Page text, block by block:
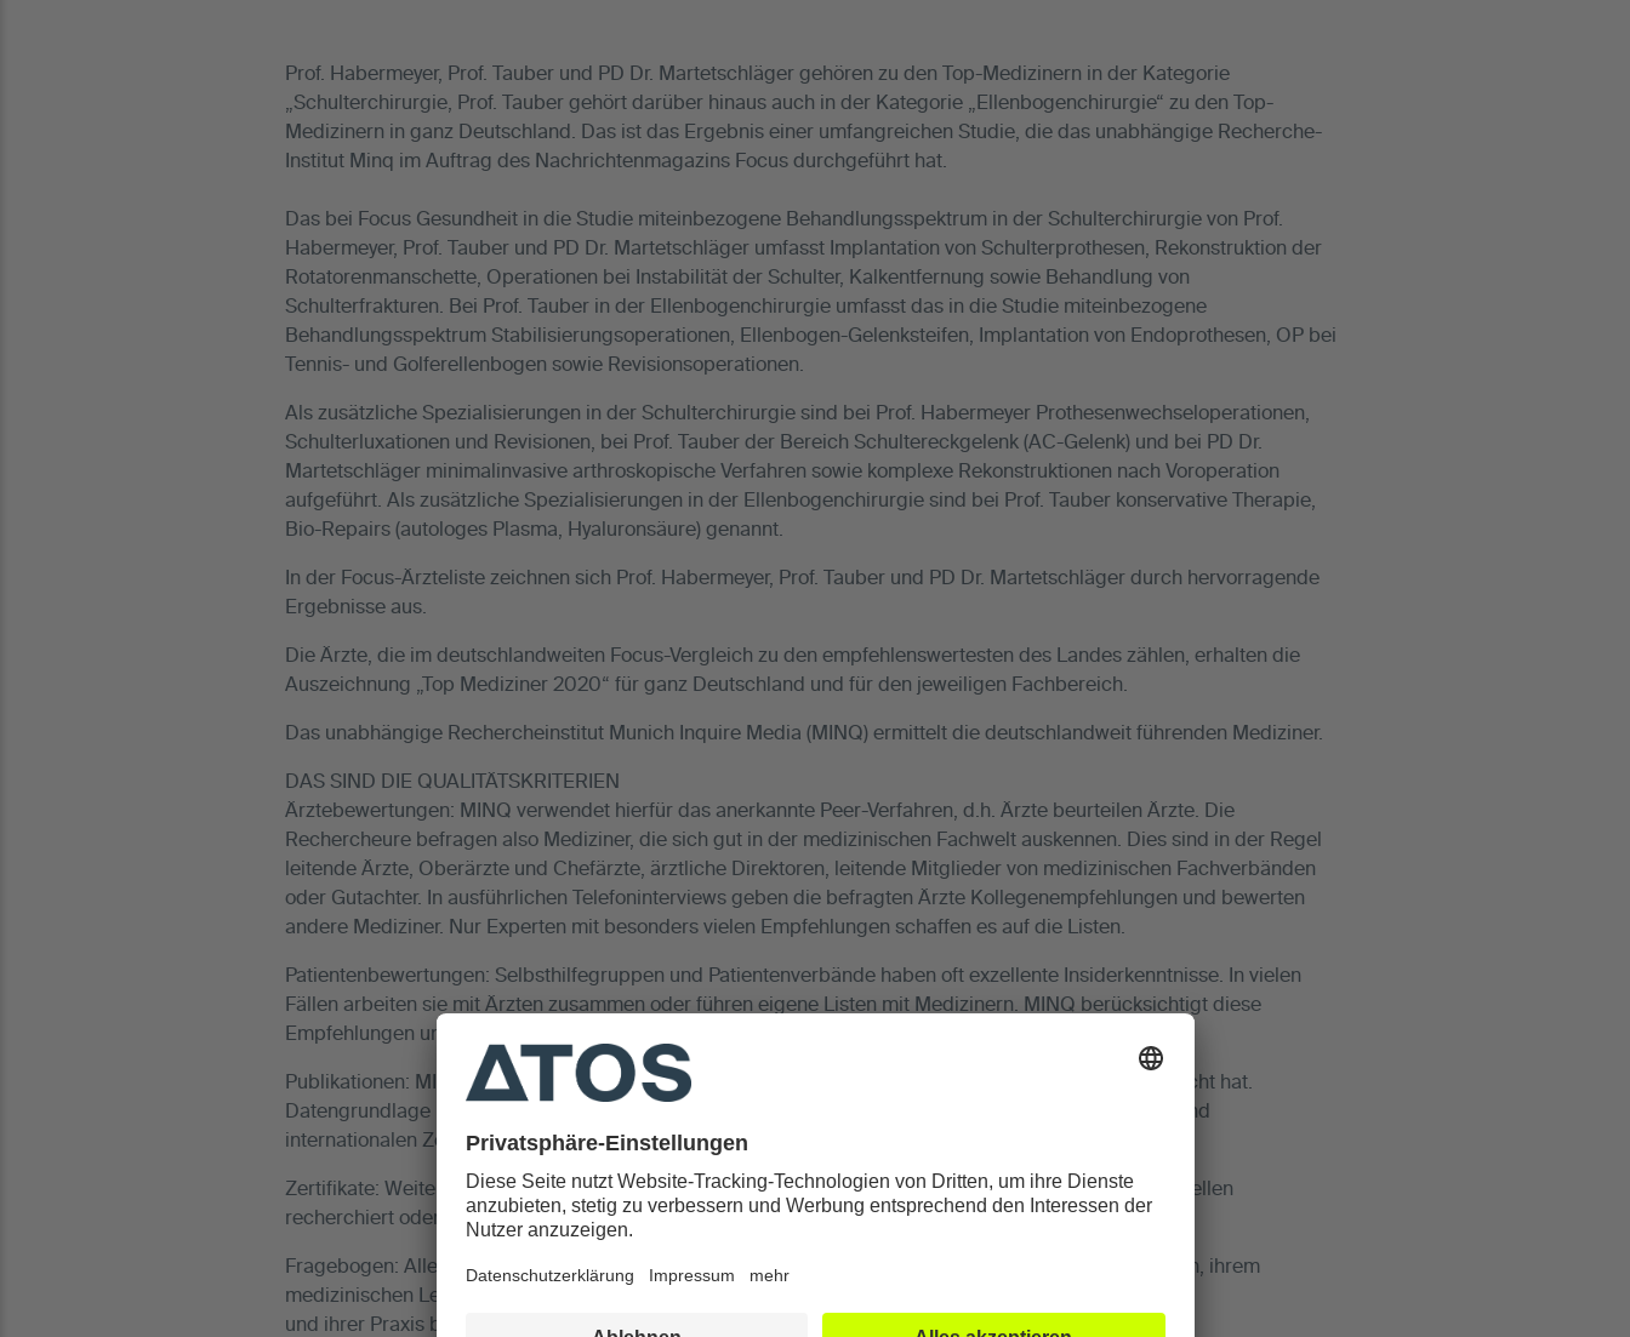
Prof. Habermeyer, Prof. Tauber und PD Dr. Martetschläger gehören zu den Top-Medizinern in der Kategorie
„Schulterchirurgie, Prof. Tauber gehört darüber hinaus auch in der Kategorie „Ellenbogenchirurgie“ zu den Top-
Medizinern in ganz Deutschland. Das ist das Ergebnis einer umfangreichen Studie, die das unabhängige Recherche-
Institut Minq im Auftrag des Nachrichtenmagazins Focus durchgeführt hat.
Das bei Focus Gesundheit in die Studie miteinbezogene Behandlungsspektrum in der Schulterchirurgie von Prof.
Habermeyer, Prof. Tauber und PD Dr. Martetschläger umfasst Implantation von Schulterprothesen, Rekonstruktion der
Rotatorenmanschette, Operationen bei Instabilität der Schulter, Kalkentfernung sowie Behandlung von
Schulterfrakturen. Bei Prof. Tauber in der Ellenbogenchirurgie umfasst das in die Studie miteinbezogene
Behandlungsspektrum Stabilisierungsoperationen, Ellenbogen-Gelenksteifen, Implantation von Endoprothesen, OP bei
Tennis- und Golferellenbogen sowie Revisionsoperationen.
Als zusätzliche Spezialisierungen in der Schulterchirurgie sind bei Prof. Habermeyer Prothesenwechseloperationen,
Schulterluxationen und Revisionen, bei Prof. Tauber der Bereich Schultereckgelenk (AC-Gelenk) und bei PD Dr.
Martetschläger minimalinvasive arthroskopische Verfahren sowie komplexe Rekonstruktionen nach Voroperation
aufgeführt. Als zusätzliche Spezialisierungen in der Ellenbogenchirurgie sind bei Prof. Tauber konservative Therapie,
Bio-Repairs (autologes Plasma, Hyaluronsäure) genannt.
In der Focus-Ärzteliste zeichnen sich Prof. Habermeyer, Prof. Tauber und PD Dr. Martetschläger durch hervorragende
Ergebnisse aus.
Die Ärzte, die im deutschlandweiten Focus-Vergleich zu den empfehlenswertesten des Landes zählen, erhalten die
Auszeichnung „Top Mediziner 2020“ für ganz Deutschland und für den jeweiligen Fachbereich.
Das unabhängige Rechercheinstitut Munich Inquire Media (MINQ) ermittelt die deutschlandweit führenden Mediziner.
DAS SIND DIE QUALITÄTSKRITERIEN
Ärztebewertungen: MINQ verwendet hierfür das anerkannte Peer-Verfahren, d.h. Ärzte beurteilen Ärzte. Die
Rechercheure befragen also Mediziner, die sich gut in der medizinischen Fachwelt auskennen. Dies sind in der Regel
leitende Ärzte, Oberärzte und Chefärzte, ärztliche Direktoren, leitende Mitglieder von medizinischen Fachverbänden
oder Gutachter. In ausführlichen Telefoninterviews geben die befragten Ärzte Kollegenempfehlungen und bewerten
andere Mediziner. Nur Experten mit besonders vielen Empfehlungen schaffen es auf die Listen.
Patientenbewertungen: Selbsthilfegruppen und Patientenverbände haben oft exzellente Insiderkenntnisse. In vielen
Fällen arbeiten sie mit Ärzten zusammen oder führen eigene Listen mit Medizinern. MINQ berücksichtigt diese
Empfehlungen und wertet außerdem einzelne Arztbewertungsportale aus.
Publikationen: MINQ ermittelt, wie viele Fachbeiträge ein Arzt in den vergangenen 5 Jahren veröffentlicht hat.
Datengrundlage ist die medizinische Fachdatenbank PubMed. Darin sind die wichtigsten nationalen und
internationalen Zeitschriften aus allen medizinischen Fachgebieten enthalten.
Zertifikate: Weitere Qualifikationskriterien sind z.B. Zertifizierungen, die MINQ teils aus öffentlichen Quellen
recherchiert oder in Zusammenarbeit mit Fachverbänden erhebt.
Fragebogen: Alle kontaktierten Ärzte erhalten einen Fragebogen, über den sie Angaben zu ihrer Person, ihrem
medizinischen Leistungsspektrum
und ihrer Praxis bzw. Klinik machen können.